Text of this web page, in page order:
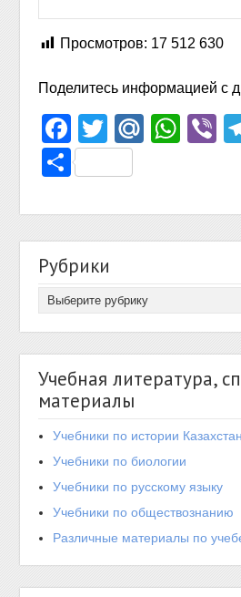
Просмотров: 17 512 630
Поделитесь информацией с
Facebook
Twitter
Отправить
Рубрики
Учебная литература,
материалы
Учебники по истории
Учебники по биологии
Учебники по русскому языку
Учебники по обществознанию
Различные материалы по